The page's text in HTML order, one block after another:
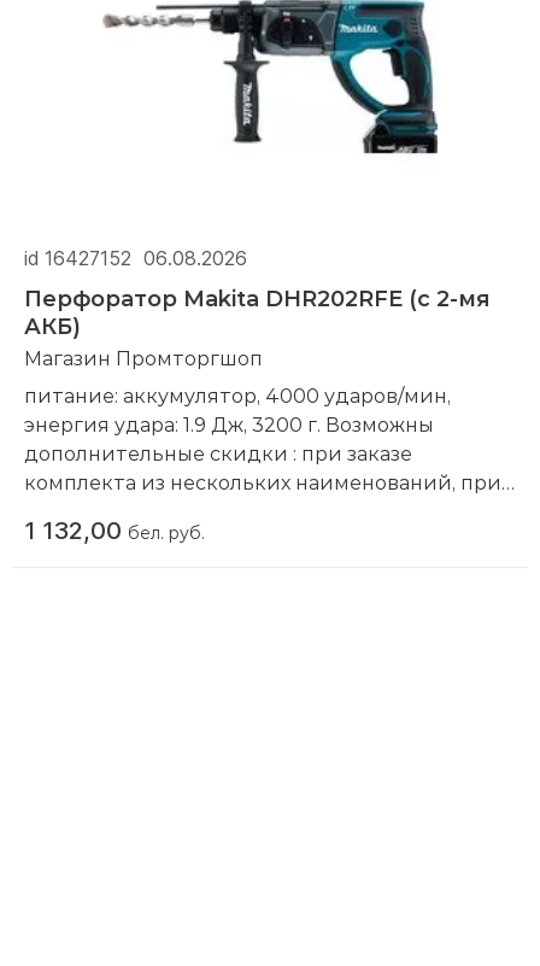
id 16427152 06.08.2026
Перфоратор Makita DHR202RFE (с 2-мя
АКБ)
Магазин Промторгшоп
питание: аккумулятор, 4000 ударов/мин,
энергия удара: 1.9 Дж, 3200 г. Возможны
дополнительные скидки : при заказе
комплекта из нескольких наименований, при
Компания производитель:
1 132,00 бел. руб.